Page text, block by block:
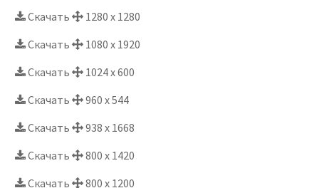
Скачать
1280 x 1280
Скачать
1080 x 1920
Скачать
1024 x 600
Скачать
960 x 544
Скачать
938 x 1668
Скачать
800 x 1420
Скачать
800 x 1200